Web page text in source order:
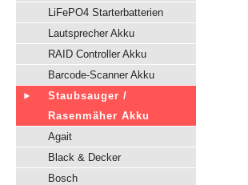
LiFePO4 Starterbatterien
Lautsprecher Akku
RAID Controller Akku
Barcode-Scanner Akku
Staubsauger /
Rasenmäher Akku
Agait
Black & Decker
Bosch